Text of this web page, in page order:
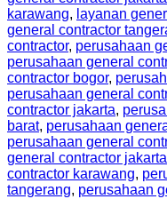
karawang, layanan
general contractor
contractor, perusahaan
perusahaan general
contractor bogor,
perusahaan general
contractor jakarta,
barat, perusahaan
perusahaan general
general contractor
contractor karawang,
tangerang, perusahaan